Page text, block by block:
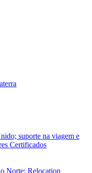
suporte na viagem e
Certificados
Norte; Relocation